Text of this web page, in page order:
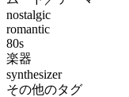
nostalgic
romantic
80s
楽器
synthesizer
その他のタグ